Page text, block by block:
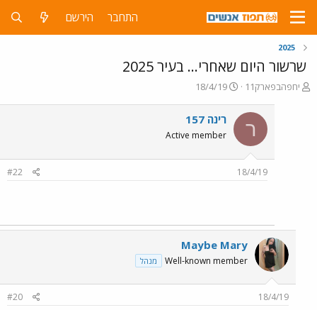
התחבר הירשם
2025
שרשור היום שאחרי... בעיר 2025
פ
יחפהבפארק11
פ
ס
ם
ת
18/4/19
ר רינה 157
Active member
18/4/19
#22
Maybe Mary
Well-known member מנהל
18/4/19
#20